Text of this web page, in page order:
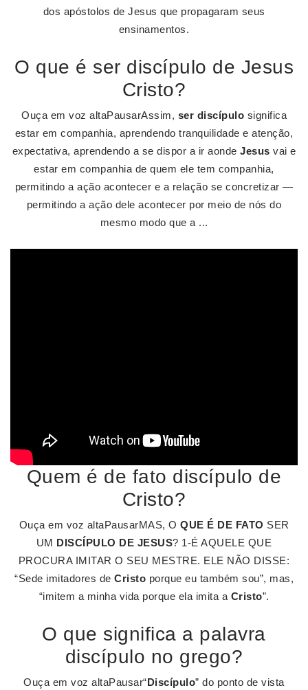
dos apóstolos de Jesus que propagaram seus
ensinamentos.
O que é ser discípulo de Jesus
Cristo?
Ouça em voz altaPausarAssim, ser discípulo significa
estar em companhia, aprendendo tranquilidade e atenção,
expectativa, aprendendo a se dispor a ir aonde Jesus vai e
estar em companhia de quem ele tem companhia,
permitindo a ação acontecer e a relação se concretizar —
permitindo a ação dele acontecer por meio de nós do
mesmo modo que a ...
Quem é de fato discípulo de
Cristo?
Ouça em voz altaPausarMAS, O QUE É DE FATO SER
UM DISCÍPULO DE JESUS? 1-É AQUELE QUE
PROCURA IMITAR O SEU MESTRE. ELE NÃO DISSE:
“Sede imitadores de Cristo porque eu também sou”, mas,
“imitem a minha vida porque ela imita a Cristo”.
O que significa a palavra
discípulo no grego?
Ouça em voz altaPausar“Discípulo” do ponto de vista